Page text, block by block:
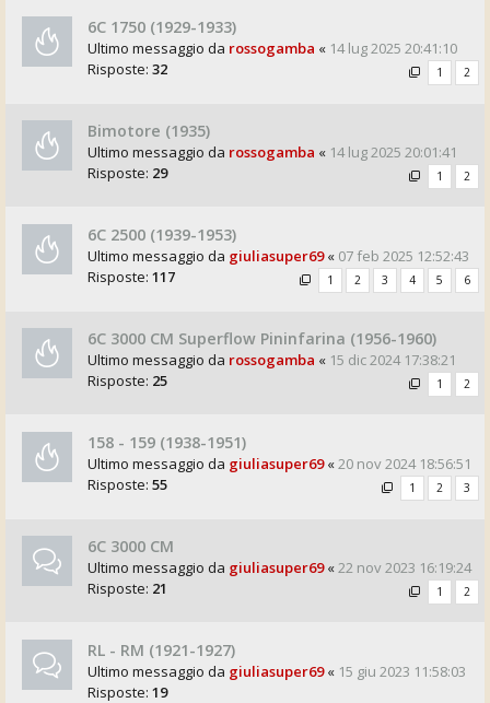
6C 1750 (1929-1933)
Ultimo messaggio da rossogamba « 14 lug 2025 20:41:10
Risposte: 32 1 2
Bimotore (1935)
Ultimo messaggio da rossogamba « 14 lug 2025 20:01:41
Risposte: 29 1 2
6C 2500 (1939-1953)
Ultimo messaggio da giuliasuper69« 07 feb 2025 12:52:43
Risposte: 117 1 2 3 4 5 6
6C 3000 CM Superflow Pininfarina (1956-1960)
Ultimo messaggio da rossogamba « 15 dic 2024 17:38:21
Risposte: 25 1 2
158 - 159 (1938-1951)
Ultimo messaggio da giuliasuper69«20 nov 2024 18:56:51
Risposte: 55 1 2 3
6C 3000 CM
Ultimo messaggio da giuliasuper69«22 nov 2023 16:19:24
Risposte: 21 1 2
RL - RM (1921-1927)
Ultimo messaggio da giuliasuper69« 15 giu 2023 11:58:03
Risposte: 19